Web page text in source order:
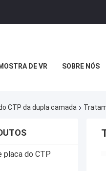
MOSTRA DE VR SOBRE NÓS
CTP da dupla camada
placa do CTP